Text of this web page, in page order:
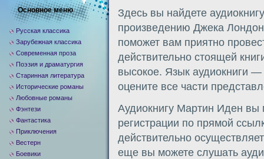
Здесь вы найдете
произведению Джека
поможет вам приятно
действительно стоящей
высокое. Язык аудиокниги
оцените все части
Аудиокнигу Мартин Иден вы
регистрации по прямой
действительно
еще вы можете слушать
Основное меню
Русская классика
Зарубежная классика
Современная проза
Поэзия и драматургия
Старинная литература
Исторические романы
Любовные романы
Фэнтези
Фантастика
Приключения
Вестерн
Боевики